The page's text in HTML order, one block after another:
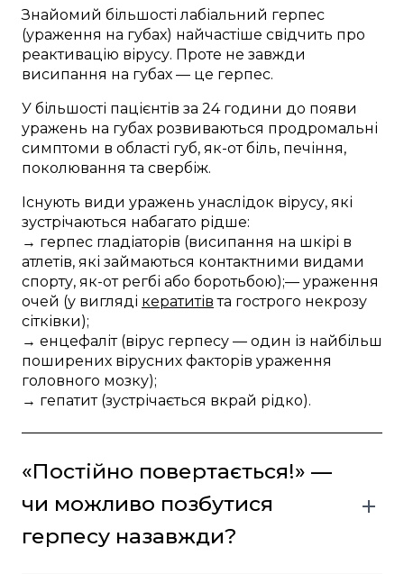
Знайомий більшості лабіальний герпес
(ураження на губах) найчастіше свідчить про
реактивацію вірусу. Проте не завжди
висипання на губах — це герпес.
У більшості пацієнтів за 24 години до появи
уражень на губах розвиваються продромальні
симптоми в області губ, як-от біль, печіння,
поколювання та свербіж.
Існують види уражень унаслідок вірусу, які
зустрічаються набагато рідше:
→ герпес гладіаторів (висипання на шкірі в
атлетів, які займаються контактними видами
спорту, як-от регбі або боротьбою);— ураження
очей (у вигляді кератитів та гострого некрозу
сітківки);
→ енцефаліт (вірус герпесу — один із найбільш
поширених вірусних факторів ураження
головного мозку);
→ гепатит (зустрічається вкрай рідко).
«Постійно повертається!» —
чи можливо позбутися
герпесу назавжди?